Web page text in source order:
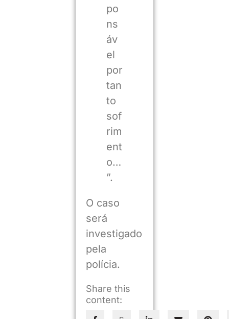
po
ns
áv
el
por
tan
to
sof
rim
ent
o…
”.
O caso
será
investigado
pela
polícia.
Share this
content: